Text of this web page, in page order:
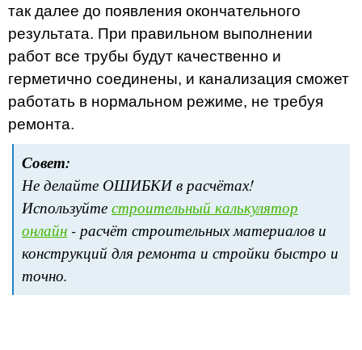
так далее до появления окончательного
результата. При правильном выполнении
работ все трубы будут качественно и
герметично соединены, и канализация сможет
работать в нормальном режиме, не требуя
ремонта.
Совет:
Не делайте ОШИБКИ в расчётах!
Используйте строительный калькулятор
онлайн - расчёт строительных материалов и
конструкций для ремонта и стройки быстро и
точно.